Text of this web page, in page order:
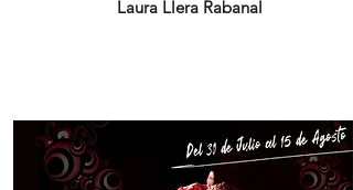
Laura Llera Rabanal